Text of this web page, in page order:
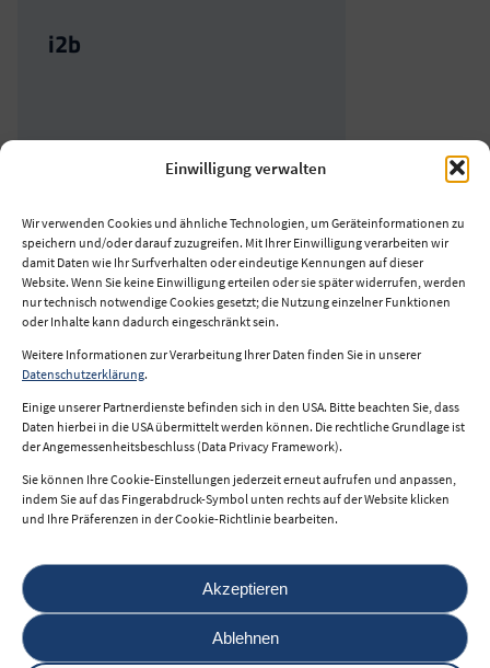
Einwilligung verwalten
Wir verwenden Cookies und ähnliche Technologien, um Geräteinformationen zu
speichern und/oder darauf zuzugreifen. Mit Ihrer Einwilligung verarbeiten wir
damit Daten wie Ihr Surfverhalten oder eindeutige Kennungen auf dieser
Website. Wenn Sie keine Einwilligung erteilen oder sie später widerrufen, werden
nur technisch notwendige Cookies gesetzt; die Nutzung einzelner Funktionen
oder Inhalte kann dadurch eingeschränkt sein.
Weitere Informationen zur Verarbeitung Ihrer Daten finden Sie in unserer
Datenschutzerklärung.
Einige unserer Partnerdienste befinden sich in den USA. Bitte beachten Sie, dass
Daten hierbei in die USA übermittelt werden können. Die rechtliche Grundlage ist
der Angemessenheitsbeschluss (Data Privacy Framework).
Sie können Ihre Cookie-Einstellungen jederzeit erneut aufrufen und anpassen,
indem Sie auf das Fingerabdruck-Symbol unten rechts auf der Website klicken
und Ihre Präferenzen in der Cookie-Richtlinie bearbeiten.
Akzeptieren
Ablehnen
i2b
Impressum
Datenschutz
Nutzungsbedingungen
© 2026 i2b.at